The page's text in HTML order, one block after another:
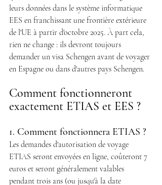
leurs données dans le système informatique
EES en franchissant une frontière extérieure
de l'UE à partir d'octobre 2025. À part cela,
rien ne change : ils devront toujours
demander un visa Schengen avant de voyager
en Espagne ou dans d'autres pays Schengen.
Comment fonctionneront
exactement ETIAS et EES ?
1. Comment fonctionnera ETIAS ?
Les demandes d'autorisation de voyage
ETIAS seront envoyées en ligne, coûteront 7
euros et seront généralement valables
pendant trois ans (ou jusqu'à la date